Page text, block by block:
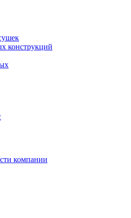
конструкций
компании